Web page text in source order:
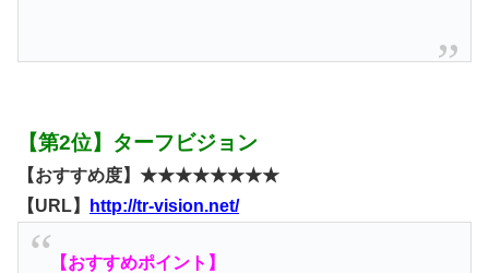
【第2位】ターフビジョン
【おすすめ度】★★★★★★★★
【URL】
http://tr-vision.net/
【おすすめポイント】